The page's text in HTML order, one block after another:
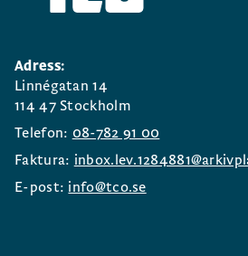
Adress:
Linnégatan 14
114 47 Stockholm
Telefon: 08-782 91 00
Faktura:
E-post: info@tco.se